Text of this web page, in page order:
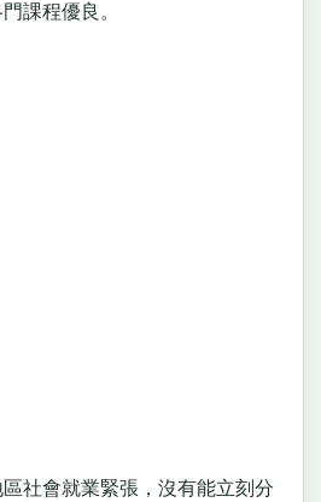
課程優良。
會就業緊張，沒有能立刻分